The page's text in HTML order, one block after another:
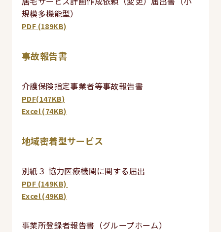
規模多機能型）
PDF (189KB)
事故報告書
介護保険指定事業者等事故報告書
PDF(147KB)
Excel (74KB)
地域密着型サービス
別紙３ 協力医療機関に関する届出
PDF (149KB)
Excel (49KB)
事業所登録者報告書（グループホーム）